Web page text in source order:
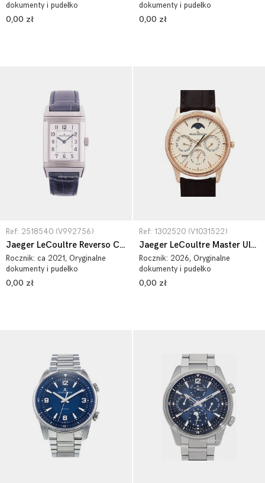
dokumenty i pudełko
0,00 zł
dokumenty i pudełko
0,00 zł
Ref: 2518540 (V992756)
Jaeger LeCoultre Reverso Classic 2518540
Rocznik: ca 2021, Oryginalne
dokumenty i pudełko
0,00 zł
Ref: 1302520 (V1031522)
Jaeger LeCoultre Master Ultra Thin 1302520
Rocznik: 2026, Oryginalne
dokumenty i pudełko
0,00 zł